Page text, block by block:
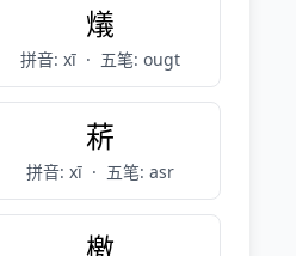
燨
拼音: xī · 五笔: ougt
菥
拼音: xī · 五笔: asr